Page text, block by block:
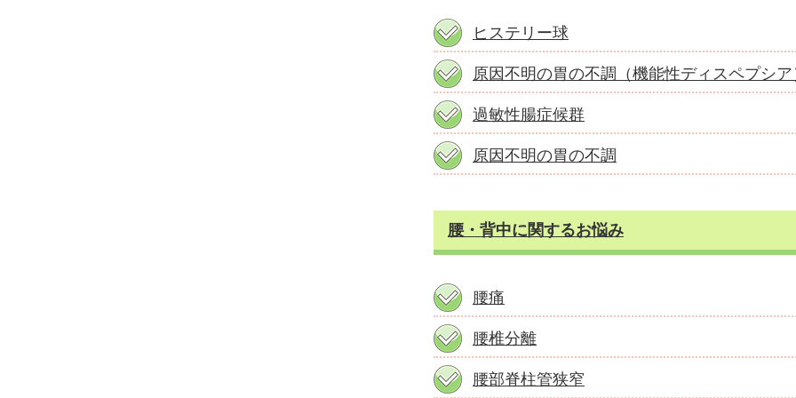
ヒステリー球
原因不明の胃の不調（機能性ディスペプシア
過敏性腸症候群
原因不明の胃の不調
腰・背中に関するお悩み
腰痛
腰椎分離
腰部脊柱管狭窄